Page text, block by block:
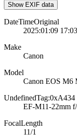
Show EXIF data
DateTimeOriginal
2025:01:09
Make
Canon
Model
Canon EOS M6
UndefinedTag:0xA434
EF-M11-22mm
FocalLength
11/1